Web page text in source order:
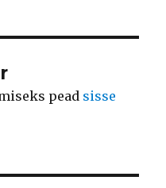
pead sisse